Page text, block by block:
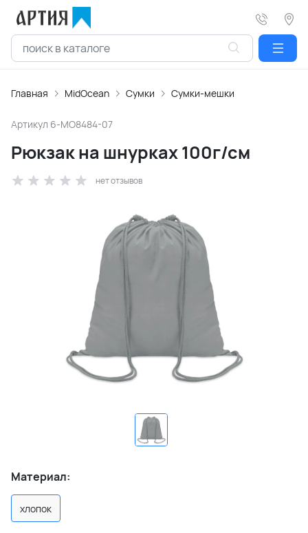
Главная MidOcean Сумки Сумки-мешки
Артикул 6-MO8484-07
Рюкзак на шнурках 100г/см
нет отзывов
Материал:
хлопок